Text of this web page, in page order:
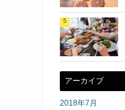
アーカイブ
2018年7月